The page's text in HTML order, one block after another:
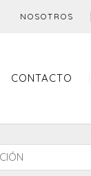
NOSOTROS
CONTACTO